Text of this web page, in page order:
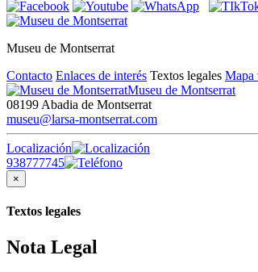
Museu de Montserrat
Contacto Enlaces de interés Textos legales Mapa
Museu de Montserrat
08199 Abadia de Montserrat
museu@larsa-montserrat.com
Localización
938777745
×
Textos legales
Nota Legal